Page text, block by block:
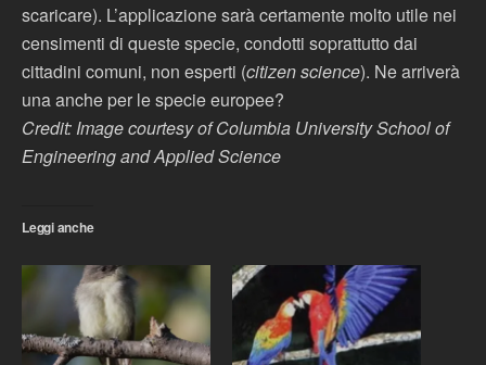
scaricare). L’applicazione sarà certamente molto utile nei
censimenti di queste specie, condotti soprattutto dai
cittadini comuni, non esperti (citizen science). Ne arriverà
una anche per le specie europee?
Credit: Image courtesy of Columbia University School of
Engineering and Applied Science
Leggi anche